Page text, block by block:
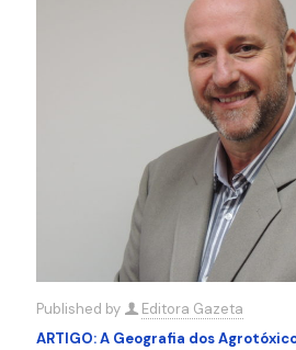
Published by
Editora Gazeta
ARTIGO: A Geografia dos